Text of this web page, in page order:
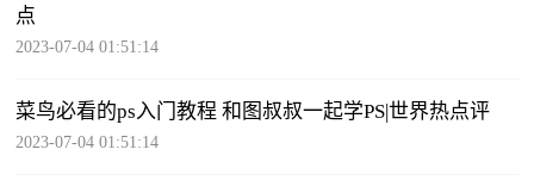
点
2023-07-04 01:51:14
菜鸟必看的ps入门教程 和图叔叔一起学PS|世界热点评
2023-07-04 01:51:14